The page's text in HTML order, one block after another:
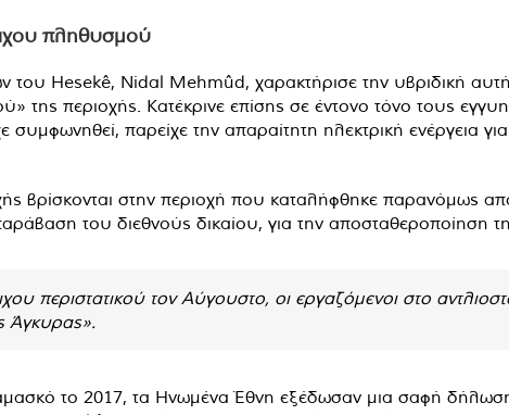
πληθυσμού
Hesekê, Nidal Mehmûd, χαρακτήρισε την υβριδική
περιοχής. Κατέκρινε επίσης σε έντονο τόνο τους
παρείχε την απαραίτητη ηλεκτρική ενέργεια
βρίσκονται στην περιοχή που καταλήφθηκε παρανόμως
του διεθνούς δικαίου, για την αποσταθεροποίηση
περιστατικού τον Αύγουστο, οι εργαζόμενοι στο
Άγκυρας».
το 2017, τα Ηνωμένα Έθνη εξέδωσαν μια σαφή